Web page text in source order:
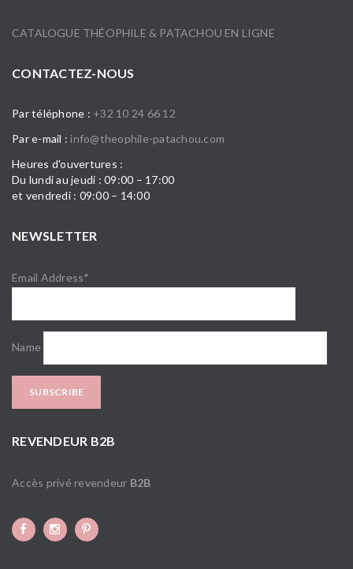
CATALOGUE THÉOPHILE & PATACHOU EN LIGNE
CONTACTEZ-NOUS
Par téléphone : +32 10 24 66 12
Par e-mail : info@theophile-patachou.com
Heures d'ouvertures :
Du lundi au jeudi : 09:00 – 17:00
et vendredi : 09:00 – 14:00
NEWSLETTER
Email Address*
Name
REVENDEUR B2B
Accès privé revendeur B2B